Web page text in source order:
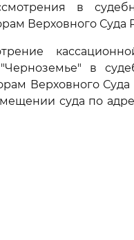
в
Верховного Суда
"Черноземье" в
Верховного Суда
суда по